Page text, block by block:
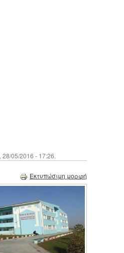
05/2016 - 17:26.
Εκτυπώσιμη μορφή